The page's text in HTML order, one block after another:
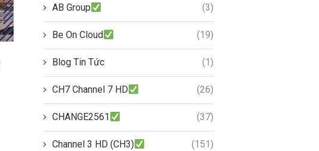
AB Group (3)
Be On Cloud (19)
Blog Tin Tức (1)
CH7 Channel 7 HD (26)
CHANGE2561 (37)
Channel 3 HD (CH3) (151)